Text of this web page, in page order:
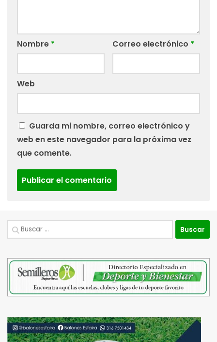
Nombre * Correo electrónico *
Web
Guarda mi nombre, correo electrónico y
web en este navegador para la próxima vez
que comente.
Buscar: